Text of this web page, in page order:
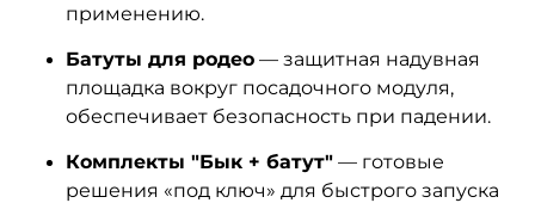
применению.
Батуты для родео — защитная надувная
площадка вокруг посадочного модуля,
обеспечивает безопасность при падении.
Комплекты "Бык + батут" — готовые
решения «под ключ» для быстрого запуска